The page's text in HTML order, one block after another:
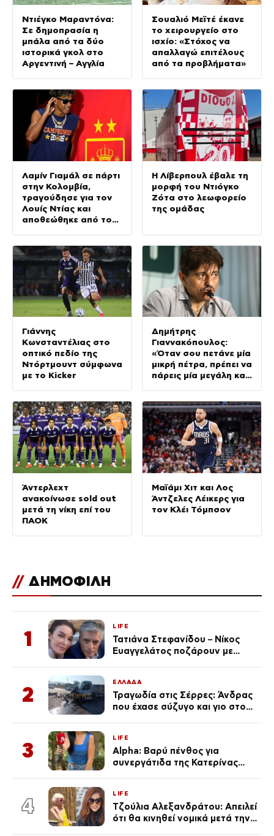
Ντιέγκο Μαραντόνα:
Σε δημοπρασία η
μπάλα από τα δύο
ιστορικά γκολ στο
Αργεντινή – Αγγλία
Σουαλιό Μεϊτέ έκανε
το χειρουργείο στο
ισχίο: «Στόχος να
απαλλαγώ επιτέλους
από τα προβλήματα»
Λαμίν Γιαμάλ σε πάρτι
στην Κολομβία,
τραγούδησε για τον
Λουίς Ντίας και
αποθεώθηκε από τον
Η Λίβερπουλ έβαλε τη
μορφή του Ντιόγκο
Ζότα στο λεωφορείο
της ομάδας
Γιάννης
Κωνσταντέλιας στο
οπτικό πεδίο της
Ντόρτμουντ σύμφωνα
με το Kicker
Δημήτρης
Γιαννακόπουλος:
«Όταν σου πετάνε μία
μικρή πέτρα, πρέπει να
πάρεις μία μεγάλη και
Άντερλεχτ
ανακοίνωσε sold out
μετά τη νίκη επί του
ΠΑΟΚ
Μαϊάμι Χιτ και Λος
Άντζελες Λέικερς για
τον Κλέι Τόμπσον
// ΔΗΜΟΦΙΛΗ
1
LIFE
Τατιάνα Στεφανίδου – Νίκος
Ευαγγελάτος ποζάρουν με
2
ΕΛΛΑΔΑ
Τραγωδία στις Σέρρες: Άνδρας
που έχασε σύζυγο και γιο στο
3
LIFE
Alpha: Βαρύ πένθος για
συνεργάτιδα της Κατερίνας
του Θεού»
4
LIFE
Τζούλια Αλεξανδράτου: Απειλεί
ότι θα κινηθεί νομικά μετά την